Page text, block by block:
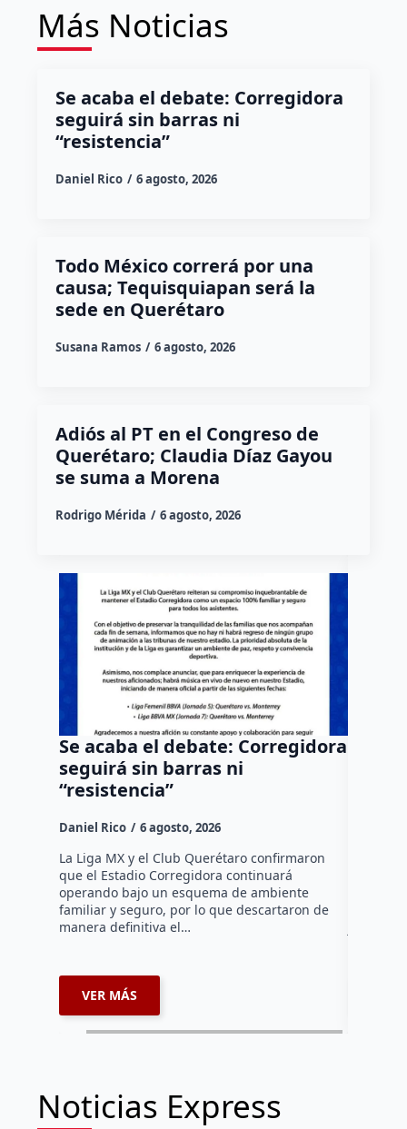
Más Noticias
Se acaba el debate: Corregidora
seguirá sin barras ni
“resistencia”
Daniel Rico 6 agosto, 2026
Todo México correrá por una
causa; Tequisquiapan será la
sede en Querétaro
Susana Ramos 6 agosto, 2026
Adiós al PT en el Congreso de
Querétaro; Claudia Díaz Gayou
se suma a Morena
Rodrigo Mérida 6 agosto, 2026
Se acaba el debate: Corregidora
seguirá sin barras ni
“resistencia”
Daniel Rico 6 agosto, 2026
La Liga MX y el Club Querétaro confirmaron
que el Estadio Corregidora continuará
operando bajo un esquema de ambiente
familiar y seguro, por lo que descartaron de
manera definitiva el…
VER MÁS
Noticias Express